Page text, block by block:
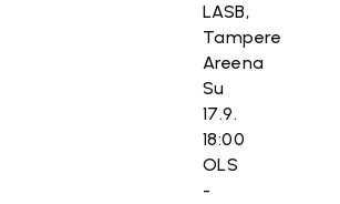
LASB,
Tampere
Areena
Su
17.9.
18:00
OLS
-